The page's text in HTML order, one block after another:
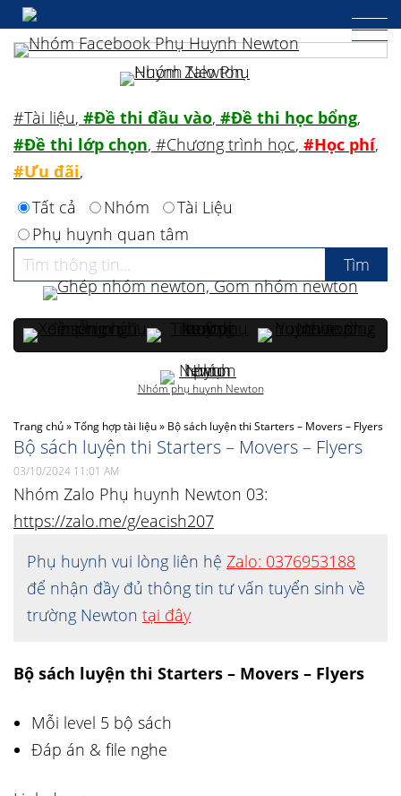
Trang chủ»Tổng hợp tài liệu» Bộ sách luyện thi Starters – Movers – Flyers
Bộ sách luyện thi Starters – Movers – Flyers
03/10/2024 11:01 AM
Nhóm Zalo Phụ huynh Newton 03:
https://zalo.me/g/eacish207
Phụ huynh vui lòng liên hệ Zalo: 0376953188
để nhận đầy đủ thông tin tư vấn tuyển sinh về
trường Newton tại đây
Bộ sách luyện thi Starters – Movers – Flyers
Mỗi level 5 bộ sách
Đáp án & file nghe
#Tài liệu, #Đề thi đầu vào, #Đề thi học bổng,
#Đề thi lớp chọn, #Chương trình học, #Học phí,
#Ưu đãi,
Tất cả
Nhóm
Tài Liệu
Phụ huynh quan tâm
Nhóm phụ huynh Newton